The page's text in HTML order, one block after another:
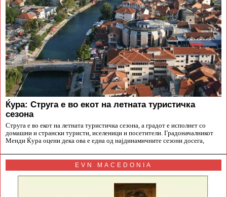
Ќура: Струга е во екот на летната туристичка
сезона
Струга е во екот на летната туристичка сезона, а градот е исполнет со
домашни и странски туристи, иселеници и посетители. Градоначалникот
Менди Ќура оцени дека ова е една од најдинамичните сезони досега,
EVN MACEDONIA